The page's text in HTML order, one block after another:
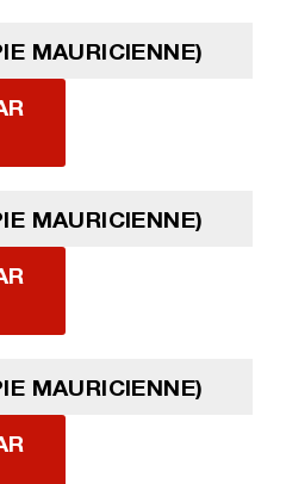
MAURICIENNE)
MAURICIENNE)
MAURICIENNE)